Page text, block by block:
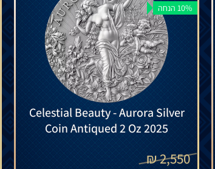
10% הנחה
Celestial Beauty - Aurora Silver
Coin Antiqued 2 Oz 2025
2,550
₪